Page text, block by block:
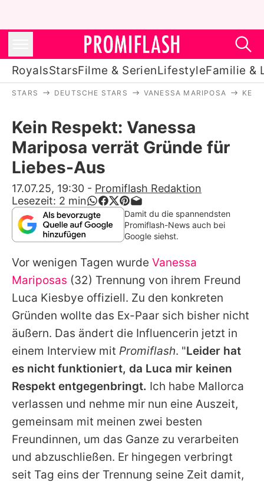
RoyalsStarsFilme & SerienLifestyleFamilie &
Stars
Filme & Serien
Lifestyle
Familie & Liebe
Promiflash Exklusiv
Alle Themen auf Promiflash
Jobs
App runterladen
Team
Redaktionelle Richtlinien
Impressum
Datenschutzerklärung
Nutzungsbedingungen
Utiq verwalten
STARS DEUTSCHE STARS VANESSA MARIPOSA KEIN
Kein Respekt: Vanessa
Mariposa verrät Gründe für
Liebes-Aus
17.07.25, 19:30 - Promiflash Redaktion
Lesezeit: 2 min
Damit du die spannendsten
Promiflash-News auch bei
Google siehst.
Vor wenigen Tagen wurde Vanessa
Mariposas (32) Trennung von ihrem Freund
Luca Kiesbye offiziell. Zu den konkreten
Gründen wollte das Ex-Paar sich bisher nicht
äußern. Das ändert die Influencerin jetzt in
einem Interview mit Promiflash. "Leider hat
es nicht funktioniert, da Luca mir keinen
Respekt entgegenbringt. Ich habe Mallorca
verlassen und nehme mir nun eine Auszeit,
gemeinsam mit meinen zwei besten
Freundinnen, um das Ganze zu verarbeiten
und abzuschließen. Er hingegen verbringt
seit Tag eins der Trennung seine Zeit damit,